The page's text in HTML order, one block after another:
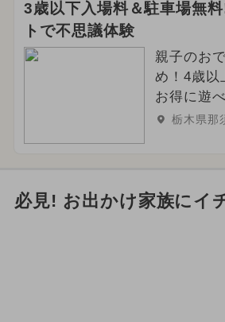
3歳以下入場料＆駐車場無
トで不思議体験
親子のお
め！4歳以
お得に遊
栃木県那
必見! お出かけ家族にイ